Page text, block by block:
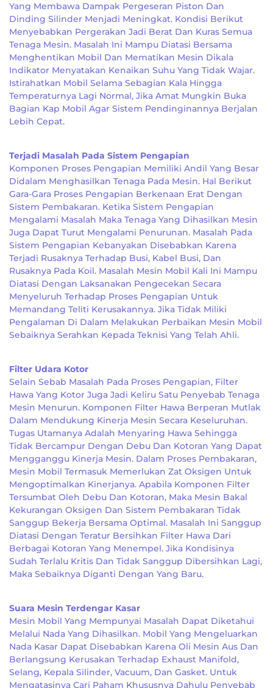
Yang Membawa Dampak Pergeseran Piston Dan
Dinding Silinder Menjadi Meningkat. Kondisi Berikut
Menyebabkan Pergerakan Jadi Berat Dan Kuras Semua
Tenaga Mesin. Masalah Ini Mampu Diatasi Bersama
Menghentikan Mobil Dan Mematikan Mesin Dikala
Indikator Menyatakan Kenaikan Suhu Yang Tidak Wajar.
Istirahatkan Mobil Selama Sebagian Kala Hingga
Temperaturnya Lagi Normal, Jika Amat Mungkin Buka
Bagian Kap Mobil Agar Sistem Pendinginannya Berjalan
Lebih Cepat.
Terjadi Masalah Pada Sistem Pengapian
Komponen Proses Pengapian Memiliki Andil Yang Besar
Didalam Menghasilkan Tenaga Pada Mesin. Hal Berikut
Gara-Gara Proses Pengapian Berkenaan Erat Dengan
Sistem Pembakaran. Ketika Sistem Pengapian
Mengalami Masalah Maka Tenaga Yang Dihasilkan Mesin
Juga Dapat Turut Mengalami Penurunan. Masalah Pada
Sistem Pengapian Kebanyakan Disebabkan Karena
Terjadi Rusaknya Terhadap Busi, Kabel Busi, Dan
Rusaknya Pada Koil. Masalah Mesin Mobil Kali Ini Mampu
Diatasi Dengan Laksanakan Pengecekan Secara
Menyeluruh Terhadap Proses Pengapian Untuk
Memandang Teliti Kerusakannya. Jika Tidak Miliki
Pengalaman Di Dalam Melakukan Perbaikan Mesin Mobil
Sebaiknya Serahkan Kepada Teknisi Yang Telah Ahli.
Filter Udara Kotor
Selain Sebab Masalah Pada Proses Pengapian, Filter
Hawa Yang Kotor Juga Jadi Keliru Satu Penyebab Tenaga
Mesin Menurun. Komponen Filter Hawa Berperan Mutlak
Dalam Mendukung Kinerja Mesin Secara Keseluruhan.
Tugas Utamanya Adalah Menyaring Hawa Sehingga
Tidak Bercampur Dengan Debu Dan Kotoran Yang Dapat
Mengganggu Kinerja Mesin. Dalam Proses Pembakaran,
Mesin Mobil Termasuk Memerlukan Zat Oksigen Untuk
Mengoptimalkan Kinerjanya. Apabila Komponen Filter
Tersumbat Oleh Debu Dan Kotoran, Maka Mesin Bakal
Kekurangan Oksigen Dan Sistem Pembakaran Tidak
Sanggup Bekerja Bersama Optimal. Masalah Ini Sanggup
Diatasi Dengan Teratur Bersihkan Filter Hawa Dari
Berbagai Kotoran Yang Menempel. Jika Kondisinya
Sudah Terlalu Kritis Dan Tidak Sanggup Dibersihkan Lagi,
Maka Sebaiknya Diganti Dengan Yang Baru.
Suara Mesin Terdengar Kasar
Mesin Mobil Yang Mempunyai Masalah Dapat Diketahui
Melalui Nada Yang Dihasilkan. Mobil Yang Mengeluarkan
Nada Kasar Dapat Disebabkan Karena Oli Mesin Aus Dan
Berlangsung Kerusakan Terhadap Exhaust Manifold,
Selang, Kepala Silinder, Vacuum, Dan Gasket. Untuk
Mengatasinya Cari Paham Khususnya Dahulu Penyebab